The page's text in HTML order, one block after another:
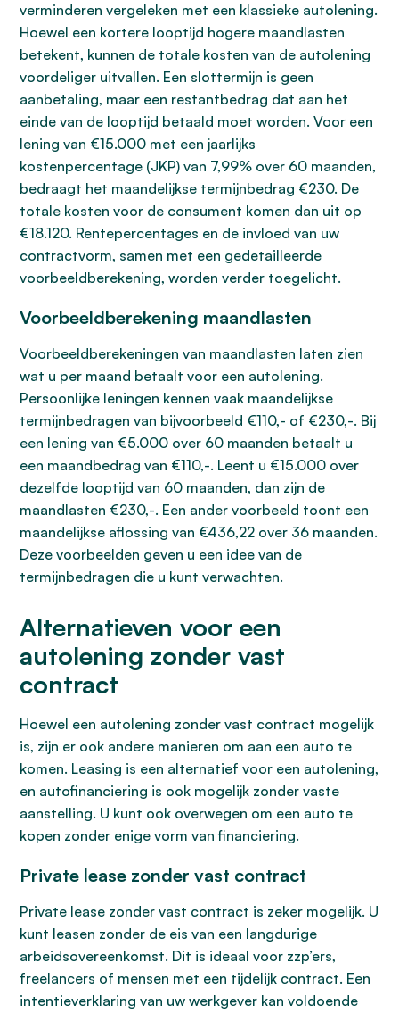
verminderen vergeleken met een klassieke autolening.
Hoewel een kortere looptijd hogere maandlasten
betekent, kunnen de totale kosten van de autolening
voordeliger uitvallen. Een slottermijn is geen
aanbetaling, maar een restantbedrag dat aan het
einde van de looptijd betaald moet worden. Voor een
lening van €15.000 met een jaarlijks
kostenpercentage (JKP) van 7,99% over 60 maanden,
bedraagt het maandelijkse termijnbedrag €230. De
totale kosten voor de consument komen dan uit op
€18.120. Rentepercentages en de invloed van uw
contractvorm, samen met een gedetailleerde
voorbeeldberekening, worden verder toegelicht.
Voorbeeldberekening maandlasten
Voorbeeldberekeningen van maandlasten laten zien
wat u per maand betaalt voor een autolening.
Persoonlijke leningen kennen vaak maandelijkse
termijnbedragen van bijvoorbeeld €110,- of €230,-. Bij
een lening van €5.000 over 60 maanden betaalt u
een maandbedrag van €110,-. Leent u €15.000 over
dezelfde looptijd van 60 maanden, dan zijn de
maandlasten €230,-. Een ander voorbeeld toont een
maandelijkse aflossing van €436,22 over 36 maanden.
Deze voorbeelden geven u een idee van de
termijnbedragen die u kunt verwachten.
Alternatieven voor een
autolening zonder vast
contract
Hoewel een autolening zonder vast contract mogelijk
is, zijn er ook andere manieren om aan een auto te
komen. Leasing is een alternatief voor een autolening,
en autofinanciering is ook mogelijk zonder vaste
aanstelling. U kunt ook overwegen om een auto te
kopen zonder enige vorm van financiering.
Private lease zonder vast contract
Private lease zonder vast contract is zeker mogelijk. U
kunt leasen zonder de eis van een langdurige
arbeidsovereenkomst. Dit is ideaal voor zzp’ers,
freelancers of mensen met een tijdelijk contract. Een
intentieverklaring van uw werkgever kan voldoende